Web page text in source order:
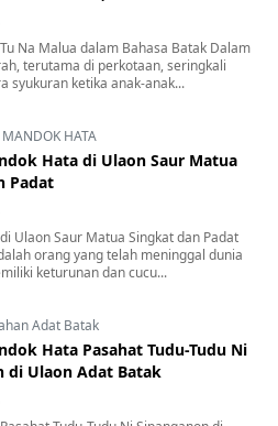
Na Malua dalam Bahasa Batak Dalam
terutama di perkotaan, seringkali
syukuran ketika anak-anak...
MANDOK HATA
Hata di Ulaon Saur Matua
Padat
Ulaon Saur Matua Singkat dan Padat
orang yang telah meninggal dunia
keturunan dan cucu...
Adat Batak
Hata Pasahat Tudu-Tudu Ni
di Ulaon Adat Batak